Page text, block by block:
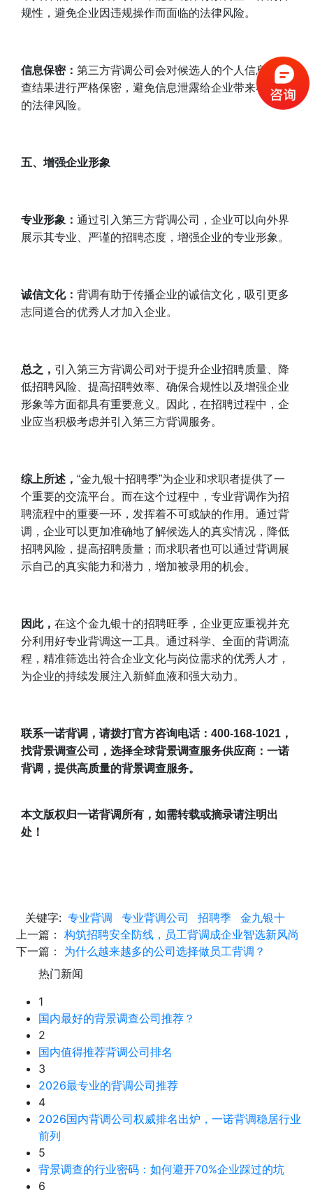
规性，避免企业因违规操作而面临的法律风险。
信息保密： 第三方背调公司会对候选人的个人信息和调
查结果进行严格保密，避免信息泄露给企业带来不必要
的法律风险。
五、 增强企业形象
专业形象： 通过引入第三方背调公司，企业可以向外界
展示其专业、严谨的招聘态度，增强企业的专业形象。
诚信文化： 背调有助于传播企业的诚信文化，吸引更多
志同道合的优秀人才加入企业。
总之 ， 引入第三方背调公司对于提升企业招聘质量、降
低招聘风险、提高招聘效率、确保合规性以及增强企业
形象等方面都具有重要意义。因此，在招聘过程中，企
业应当积极考虑并引入第三方背调服务。
综上所述， “金九银十招聘季”为企业和求职者提供了一
个重要的交流平台。而在这个过程中，专业背调作为招
聘流程中的重要一环，发挥着不可或缺的作用。通过背
调，企业可以更加准确地了解候选人的真实情况，降低
招聘风险，提高招聘质量；而求职者也可以通过背调展
示自己的真实能力和潜力，增加被录用的机会。
因此， 在这个金九银十的招聘旺季，企业更应重视并充
分利用好专业背调这一工具。通过科学、全面的背调流
程，精准筛选出符合企业文化与岗位需求的优秀人才，
为企业的持续发展注入新鲜血液和强大动力。
联系一诺背调，请拨打官方咨询电话：400-168-1021，
找背景调查公司，选择全球背景调查服务供应商：一诺
背调，提供高质量的背景调查服务。
本文版权归一诺背调所有，如需转载或摘录请注明出
处！
关键字: 专业背调 专业背调公司 招聘季
金九银十
上一篇： 构筑招聘安全防线，员工背调成企业智选新风尚
下一篇：
为什么越来越多的公司选择做员工背调？
热门新闻
1
国内最好的背景调查公司推荐？
2
国内值得推荐背调公司排名
3
2026最专业的背调公司推荐
4
2026国内背调公司权威排名出炉，一诺背调稳居行业
前列
5
背景调查的行业密码：如何避开70%企业踩过的坑
6